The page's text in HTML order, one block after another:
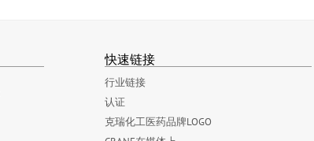
快速链接
行业链接
认证
克瑞化工医药品牌LOGO